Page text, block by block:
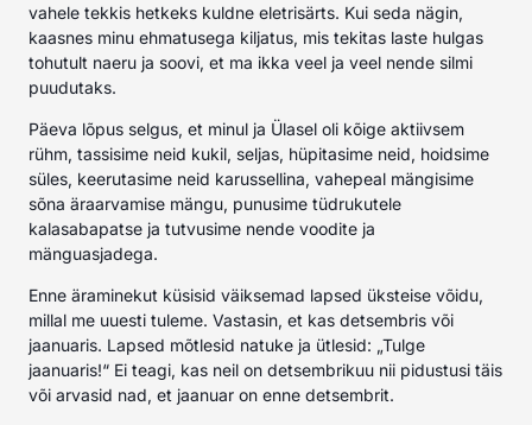
vahele tekkis hetkeks kuldne eletrisärts. Kui seda nägin,
kaasnes minu ehmatusega kiljatus, mis tekitas laste hulgas
tohutult naeru ja soovi, et ma ikka veel ja veel nende silmi
puudutaks.
Päeva lõpus selgus, et minul ja Ülasel oli kõige aktiivsem
rühm, tassisime neid kukil, seljas, hüpitasime neid, hoidsime
süles, keerutasime neid karussellina, vahepeal mängisime
sõna äraarvamise mängu, punusime tüdrukutele
kalasabapatse ja tutvusime nende voodite ja
mänguasjadega.
Enne äraminekut küsisid väiksemad lapsed üksteise võidu,
millal me uuesti tuleme. Vastasin, et kas detsembris või
jaanuaris. Lapsed mõtlesid natuke ja ütlesid: „Tulge
jaanuaris!“ Ei teagi, kas neil on detsembrikuu nii pidustusi täis
või arvasid nad, et jaanuar on enne detsembrit.